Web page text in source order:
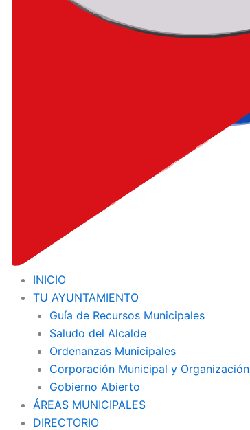
INICIO
TU AYUNTAMIENTO
Guía de Recursos Municipales
Saludo del Alcalde
Ordenanzas Municipales
Corporación Municipal y Organización
Gobierno Abierto
ÁREAS MUNICIPALES
DIRECTORIO